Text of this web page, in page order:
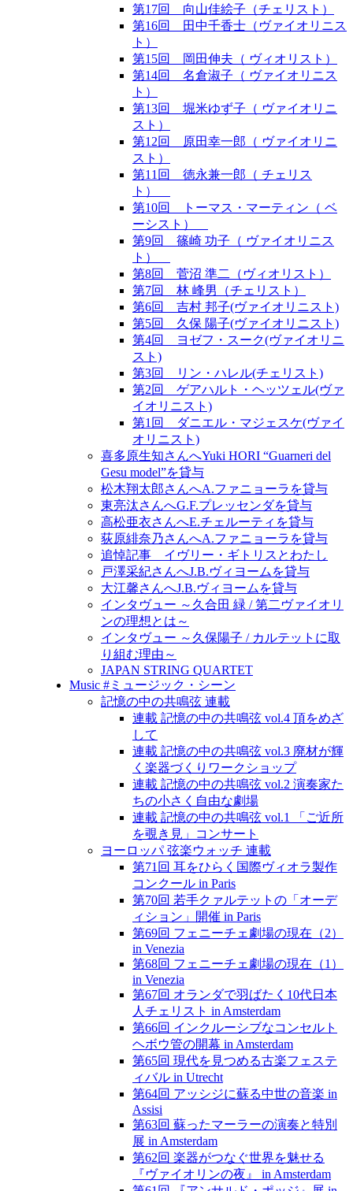
第17回 向山佳絵子（チェリスト）
第16回 田中千香士（ヴァイオリニス
ト）
第15回 岡田伸夫（ ヴィオリスト）
第14回 名倉淑子（ ヴァイオリニス
ト）
第13回 堀米ゆず子（ ヴァイオリニ
スト）
第12回 原田幸一郎（ ヴァイオリニ
スト）
第11回 徳永兼一郎（ チェリス
ト）
第10回 トーマス・マーティン（ ベ
ーシスト）
第9回 篠崎 功子（ ヴァイオリニス
ト）
第8回 菅沼 準二（ヴィオリスト）
第7回 林 峰男（チェリスト）
第6回 吉村 邦子(ヴァイオリニスト)
第5回 久保 陽子(ヴァイオリニスト)
第4回 ヨゼフ・スーク(ヴァイオリニ
スト)
第3回 リン・ハレル(チェリスト)
第2回 ゲアハルト・ヘッツェル(ヴァ
イオリニスト)
第1回 ダニエル・マジェスケ(ヴァイ
オリニスト)
喜多原生知さんへYuki HORI “Guarneri del
Gesu model”を貸与
松木翔太郎さんへA.ファニョーラを貸与
東亮汰さんへG.F.プレッセンダを貸与
高松亜衣さんへE.チェルーティを貸与
荻原緋奈乃さんへA.ファニョーラを貸与
追悼記事 イヴリー・ギトリスとわたし
戸澤采紀さんへJ.B.ヴィヨームを貸与
大江馨さんへJ.B.ヴィヨームを貸与
インタヴュー ～久合田 緑 / 第二ヴァイオリ
ンの理想とは～
インタヴュー ～久保陽子 / カルテットに取
り組む理由～
JAPAN STRING QUARTET
Music #ミュージック・シーン
記憶の中の共鳴弦 連載
連載 記憶の中の共鳴弦 vol.4 頂をめざ
して
連載 記憶の中の共鳴弦 vol.3 廃材が輝
く楽器づくりワークショップ
連載 記憶の中の共鳴弦 vol.2 演奏家た
ちの小さく自由な劇場
連載 記憶の中の共鳴弦 vol.1 「ご近所
を覗き見」コンサート
ヨーロッパ 弦楽ウォッチ 連載
第71回 耳をひらく国際ヴィオラ製作
コンクール in Paris
第70回 若手クァルテットの「オーデ
ィション」開催 in Paris
第69回 フェニーチェ劇場の現在（2）
in Venezia
第68回 フェニーチェ劇場の現在（1）
in Venezia
第67回 オランダで羽ばたく10代日本
人チェリスト in Amsterdam
第66回 インクルーシブなコンセルト
ヘボウ管の開幕 in Amsterdam
第65回 現代を見つめる古楽フェステ
ィバル in Utrecht
第64回 アッシジに蘇る中世の音楽 in
Assisi
第63回 蘇ったマーラーの演奏と特別
展 in Amsterdam
第62回 楽器がつなぐ世界を魅せる
『ヴァイオリンの夜』 in Amsterdam